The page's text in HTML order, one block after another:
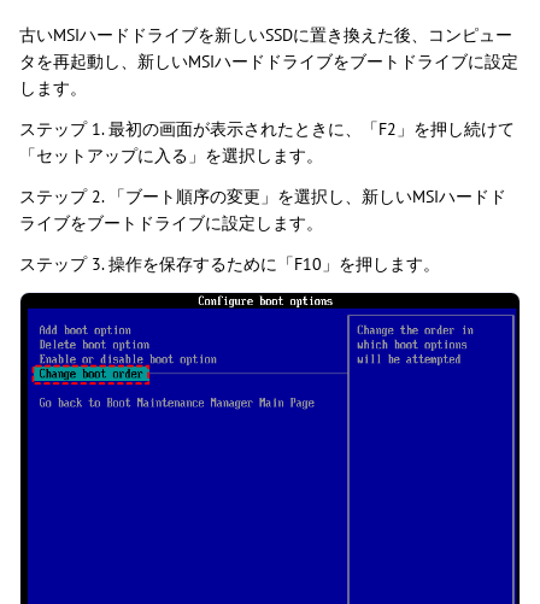
古いMSIハードドライブを新しいSSDに置き換えた後、コンピュー
タを再起動し、新しいMSIハードドライブをブートドライブに設定
します。
ステップ 1. 最初の画面が表示されたときに、「F2」を押し続けて
「セットアップに入る」を選択します。
ステップ 2. 「ブート順序の変更」を選択し、新しいMSIハードド
ライブをブートドライブに設定します。
ステップ 3. 操作を保存するために「F10」を押します。